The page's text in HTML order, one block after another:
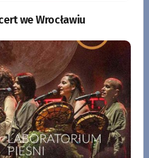
we Wrocławiu